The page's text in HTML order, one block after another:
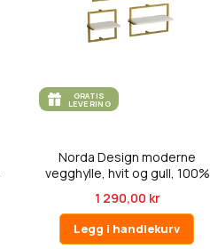
GRATIS
LEVERING
Norda Design moderne
vegghylle, hvit og gull, 100%
1 290,00 kr
Legg i handlekurv